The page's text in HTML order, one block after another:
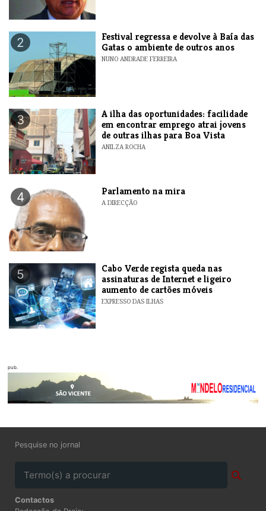
2
Festival regressa e devolve à Baía das
Gatas o ambiente de outros anos
NUNO ANDRADE FERREIRA
3
A ilha das oportunidades: facilidade
em encontrar emprego atrai jovens
de outras ilhas para Boa Vista
ANILZA ROCHA
4 Parlamento na mira
A DIRECÇÃO
5
Cabo Verde regista queda nas
assinaturas de Internet e ligeiro
aumento de cartões móveis
EXPRESSO DAS ILHAS
pub.
Pesquise no jornal
Contactos